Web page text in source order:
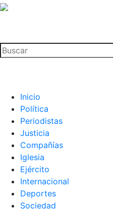
La
Buitre
Inicio
Política
Periodistas
Justicia
Compañías
Iglesia
Ejército
Internacional
Deportes
Sociedad